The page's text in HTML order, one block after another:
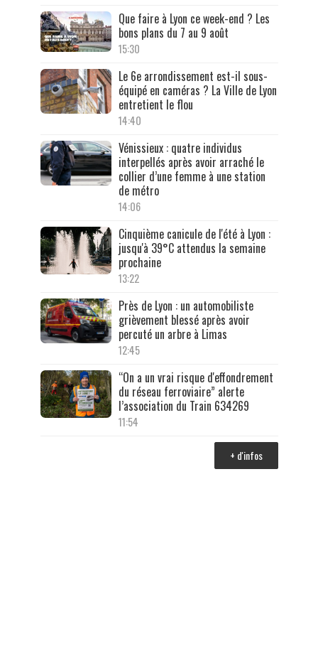
Que faire à Lyon ce week-end ? Les
bons plans du 7 au 9 août
15:30
Le 6e arrondissement est-il sous-
équipé en caméras ? La Ville de Lyon
entretient le flou
14:40
Vénissieux : quatre individus
interpellés après avoir arraché le
collier d’une femme à une station
de métro
14:06
Cinquième canicule de l'été à Lyon :
jusqu'à 39°C attendus la semaine
prochaine
13:22
Près de Lyon : un automobiliste
grièvement blessé après avoir
percuté un arbre à Limas
12:45
“On a un vrai risque d'effondrement
du réseau ferroviaire” alerte
l’association du Train 634269
11:54
+ d'infos